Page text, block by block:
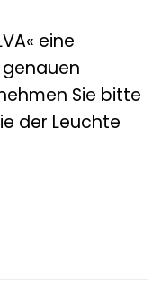
eine
Sie bitte
der Leuchte